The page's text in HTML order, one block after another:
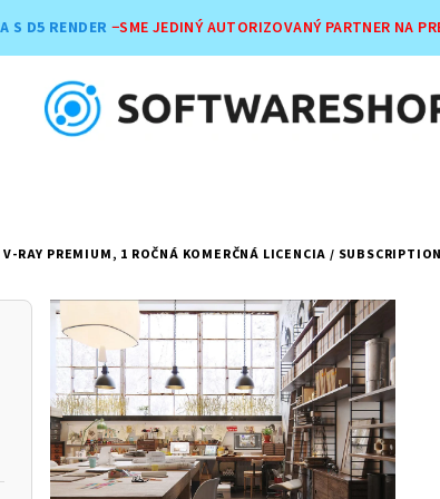
S D5 RENDER −SME JEDINÝ AUTORIZOVANÝ PARTNER NA
V-RAY PREMIUM, 1 ROČNÁ KOMERČNÁ LICENCIA / SUBSCRIPTION